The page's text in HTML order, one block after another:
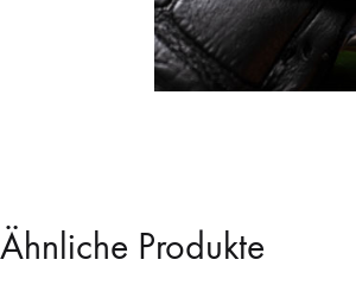
Ähnliche Produkte